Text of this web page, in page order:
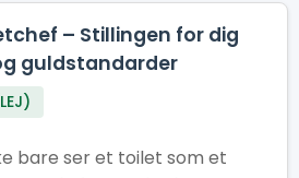
humor
til en fest!
– Stillingen for dig
guldstandarder
bare ser et toilet som et